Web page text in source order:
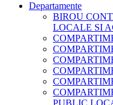
Departamente
BIROU
LOCALE SI
PUBLIC